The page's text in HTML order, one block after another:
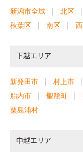
新潟市全域 北区
秋葉区
南区
下越エリア
新発田市 村上市
胎内市
聖籠町
粟島浦村
中越エリア